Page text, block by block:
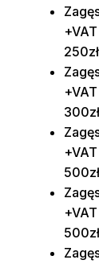
250zł
300zł
500zł
500zł